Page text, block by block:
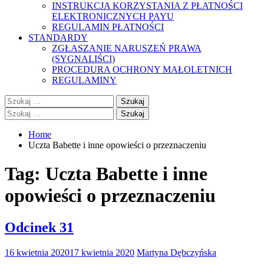
INSTRUKCJA KORZYSTANIA Z PŁATNOŚCI
ELEKTRONICZNYCH PAYU
REGULAMIN PŁATNOŚCI
STANDARDY
ZGŁASZANIE NARUSZEŃ PRAWA
(SYGNALIŚCI)
PROCEDURA OCHRONY MAŁOLETNICH
REGULAMINY
Szukaj:
Szukaj:
Home
Uczta Babette i inne opowieści o przeznaczeniu
Tag: Uczta Babette i inne
opowieści o przeznaczeniu
Odcinek 31
16 kwietnia 202017 kwietnia 2020 Martyna Dębczyńska